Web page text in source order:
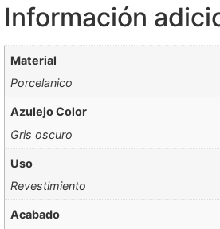
Información
Material
Porcelanico
Azulejo Color
Gris oscuro
Uso
Revestimiento
Acabado